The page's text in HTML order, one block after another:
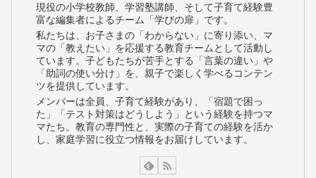
現役の小学校教師、学習塾講師、そして子育て経験豊
富な編集者によるチーム「学びの扉」です。
私たちは、お子さまの「わからない」に寄り添い、マ
マの「教えたい」を応援する教育チームとして活動し
ています。子どもたちが苦手とする「言葉の違い」や
「助詞の使い分け」を、親子で楽しく学べるコンテン
ツを提供しています。
メンバーは全員、子育て経験があり、「宿題で困っ
た」「テスト対策はどうしよう」という経験を持つマ
マたち。教育の専門性と、実際の子育ての経験を活か
し、家庭学習に役立つ情報をお届けしています。